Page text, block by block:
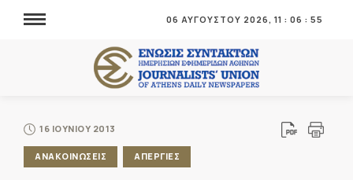
06 ΑΥΓΟΥΣΤΟΥ 2026, 11 : 06 : 56
16 ΙΟΥΝΙΟΥ 2013
ΑΝΑΚΟΙΝΩΣΕΙΣ ΑΠΕΡΓΙΕΣ